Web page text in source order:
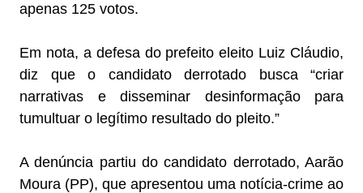
apenas 125 votos.
Em nota, a defesa do prefeito eleito Luiz Cláudio,
diz que o candidato derrotado busca “criar
narrativas e disseminar desinformação para
tumultuar o legítimo resultado do pleito.”
A denúncia partiu do candidato derrotado, Aarão
Moura (PP), que apresentou uma notícia-crime ao